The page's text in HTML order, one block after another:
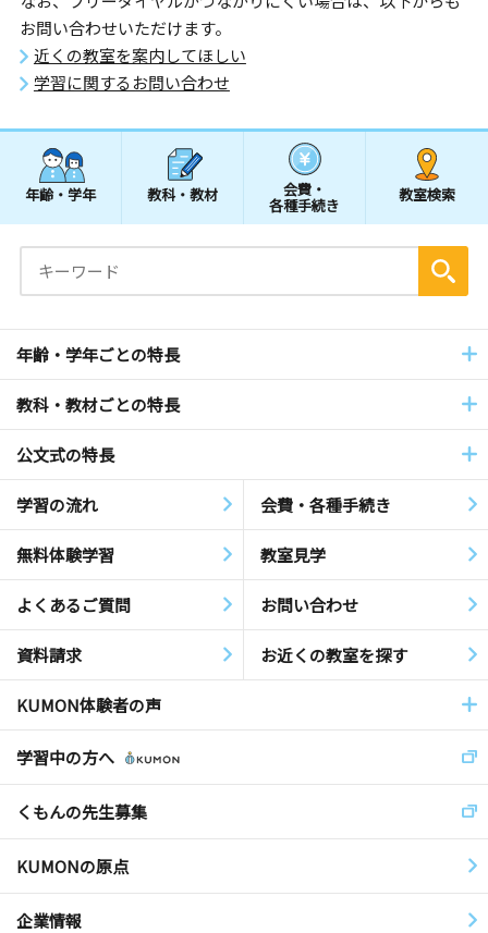
お問い合わせいただけます。
近くの教室を案内してほしい
学習に関するお問い合わせ
年齢・学年 教科・教材 会費・
各種手続き
教室検索
年齢・学年ごとの特長
教科・教材ごとの特長
公文式の特長
学習の流れ 会費・各種手続き
無料体験学習 教室見学
よくあるご質問 お問い合わせ
資料請求 お近くの教室を探す
KUMON体験者の声
学習中の方へ
くもんの先生募集
KUMONの原点
企業情報